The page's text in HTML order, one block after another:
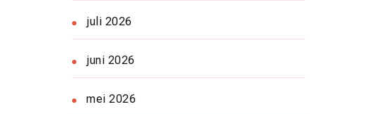
juli 2026
juni 2026
mei 2026